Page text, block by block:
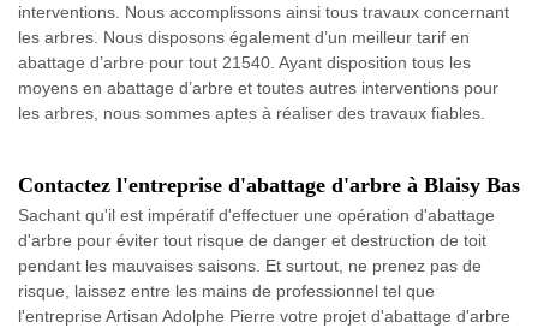
interventions. Nous accomplissons ainsi tous travaux concernant
les arbres. Nous disposons également d’un meilleur tarif en
abattage d’arbre pour tout 21540. Ayant disposition tous les
moyens en abattage d’arbre et toutes autres interventions pour
les arbres, nous sommes aptes à réaliser des travaux fiables.
Contactez l'entreprise d'abattage d'arbre à Blaisy Bas
Sachant qu'il est impératif d'effectuer une opération d'abattage
d'arbre pour éviter tout risque de danger et destruction de toit
pendant les mauvaises saisons. Et surtout, ne prenez pas de
risque, laissez entre les mains de professionnel tel que
l'entreprise Artisan Adolphe Pierre votre projet d'abattage d'arbre